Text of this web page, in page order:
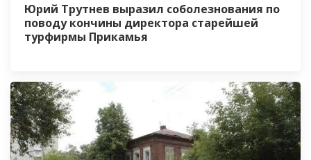
Юрий Трутнев выразил соболезнования по
поводу кончины директора старейшей
турфирмы Прикамья